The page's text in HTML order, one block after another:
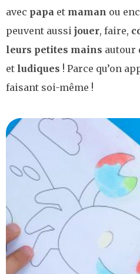
avec papa et maman ou
peuvent aussi jouer, faire,
leurs petites mains autour
et ludiques ! Parce qu’on
faisant soi-même !